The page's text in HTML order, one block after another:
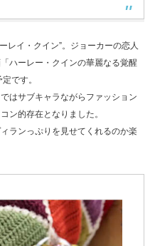
レイ・クイン”。ジョーカーの恋人
ハーレー・クインの華麗なる覚醒
です。
はサブキャラながらファッション
ン的存在となりました。
ランっぷりを見せてくれるのか楽